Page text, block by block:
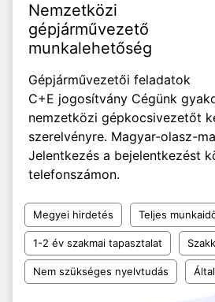
Nemzetközi
gépjárművezető
munkalehetőség
Gépjárművezetői feladatok
C+E jogosítvány Cégünk
nemzetközi gépkocsivezetőt
szerelvényre. Magyar-olasz-
Jelentkezés a bejelentkezést
telefonszámon.
Megyei hirdetés Teljes
1-2 év szakmai tapasztalat
Nem szükséges nyelvtudás